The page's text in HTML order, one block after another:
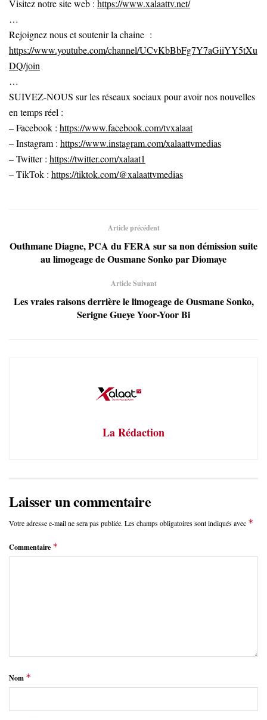
Visitez notre site web : https://www.xalaattv.net/
…
Rejoignez nous et soutenir la chaine :
https://www.youtube.com/channel/UCvKbBbFg7Y7aGiiYY5tXu
DQ/join
…
SUIVEZ-NOUS sur les réseaux sociaux pour avoir nos nouvelles
en temps réel :
– Facebook : https://www.facebook.com/tvxalaat
– Instagram : https://www.instagram.com/xalaattvmedias
– Twitter : https://twitter.com/xalaat1
– TikTok : https://tiktok.com/@xalaattvmedias
Article précédent
Outhmane Diagne, PCA du FERA sur sa non démission suite
au limogeage de Ousmane Sonko par Diomaye
Article Suivant
Les vraies raisons derrière le limogeage de Ousmane Sonko,
Serigne Gueye Yoor-Yoor Bi
La Rédaction
Laisser un commentaire
Votre adresse e-mail ne sera pas publiée. Les champs obligatoires sont indiqués avec *
Commentaire *
Nom *